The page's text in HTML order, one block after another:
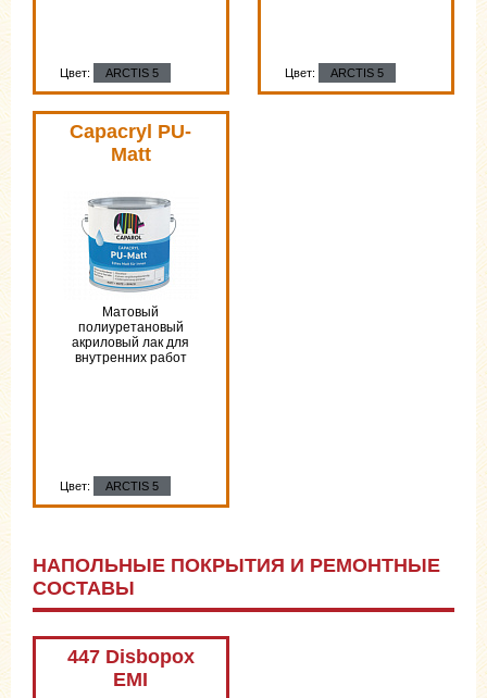
Цвет: ARCTIS 5 Цвет: ARCTIS 5
Capacryl PU-
Matt
Матовый
полиуретановый
акриловый лак для
внутренних работ
Цвет: ARCTIS 5
Цвет: ARCTIS 5
НАПОЛЬНЫЕ ПОКРЫТИЯ И РЕМОНТНЫЕ
СОСТАВЫ
447 Disbopox
EMI